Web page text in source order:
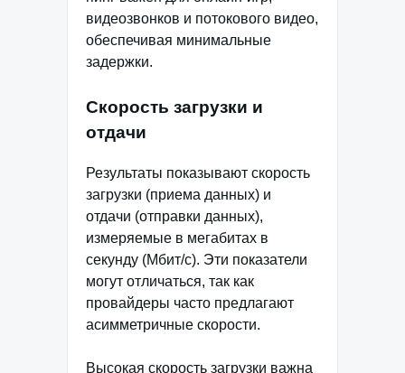
видеозвонков и потокового видео,
обеспечивая минимальные
задержки.
Скорость загрузки и
отдачи
Результаты показывают скорость
загрузки (приема данных) и
отдачи (отправки данных),
измеряемые в мегабитах в
секунду (Мбит/с). Эти показатели
могут отличаться, так как
провайдеры часто предлагают
асимметричные скорости.
Высокая скорость загрузки важна